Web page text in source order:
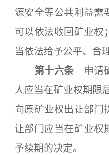
源安全等公共利益需
可以依法收回矿业权
当依法给予公平、合
第十六条 申请
人应当在矿业权期限
向原矿业权出让部门
让部门应当在矿业权
予续期的决定。